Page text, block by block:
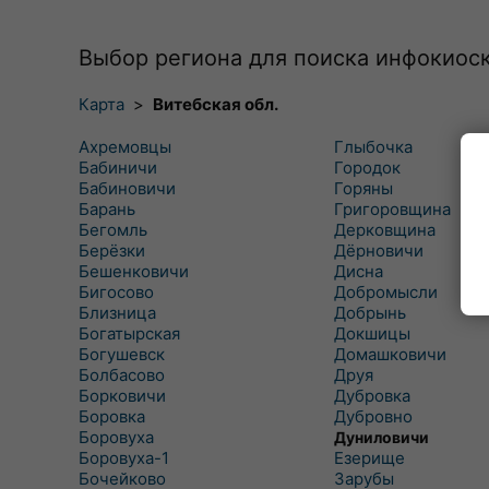
Выбор региона для поиска
Карта > Витебская обл.
Ахремовцы
Бабиничи
Бабиновичи
Барань
Бегомль
Берёзки
Бешенковичи
Бигосово
Близница
Богатырская
Богушевск
Болбасово
Борковичи
Боровка
Боровуха
Боровуха-1
Бочейково
Глыбочка
Городок
Горяны
Григоровщина
Дерковщина
Дёрновичи
Дисна
Добромысли
Добрынь
Докшицы
Домашковичи
Друя
Дубровка
Дубровно
Дуниловичи
Езерище
Зарубы